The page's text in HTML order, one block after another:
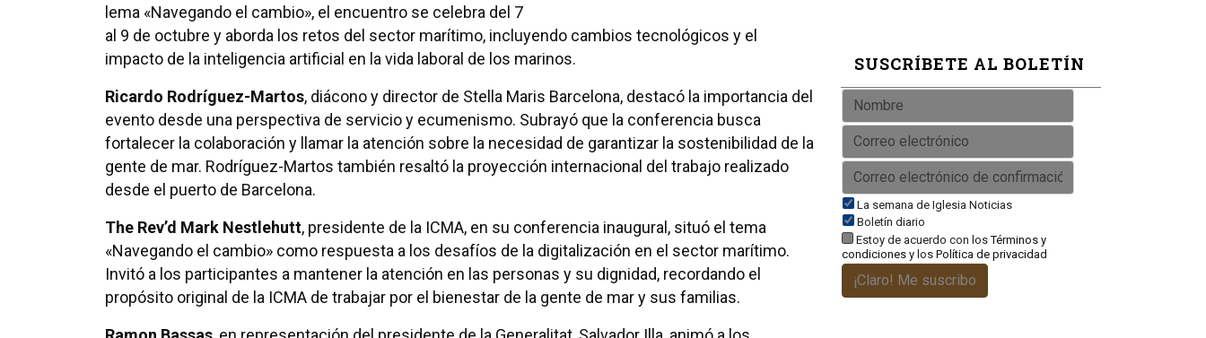
lema «Navegando el cambio», el encuentro se celebra del 7
al 9 de octubre y aborda los retos del sector marítimo, incluyendo cambios tecnológicos y el
impacto de la inteligencia artificial en la vida laboral de los marinos.
Ricardo Rodríguez-Martos, diácono y director de Stella Maris Barcelona, destacó la importancia del
evento desde una perspectiva de servicio y ecumenismo. Subrayó que la conferencia busca
fortalecer la colaboración y llamar la atención sobre la necesidad de garantizar la sostenibilidad de la
gente de mar. Rodríguez-Martos también resaltó la proyección internacional del trabajo realizado
desde el puerto de Barcelona.
The Rev’d Mark Nestlehutt, presidente de la ICMA, en su conferencia inaugural, situó el tema
«Navegando el cambio» como respuesta a los desafíos de la digitalización en el sector marítimo.
Invitó a los participantes a mantener la atención en las personas y su dignidad, recordando el
propósito original de la ICMA de trabajar por el bienestar de la gente de mar y sus familias.
SUSCRÍBETE AL BOLETÍN
La semana de Iglesia Noticias
Boletín diario
Estoy de acuerdo con losTérminos y
condiciones y los Política de privacidad
¡Claro! Me suscribo